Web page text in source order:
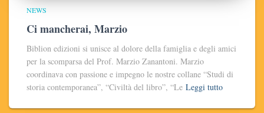
NEWS
Ci mancherai, Marzio
Biblion edizioni si unisce al dolore della famiglia e degli amici
per la scomparsa del Prof. Marzio Zanantoni. Marzio
coordinava con passione e impegno le nostre collane “Studi di
storia contemporanea”, “Civiltà del libro”, “Le Leggi tutto